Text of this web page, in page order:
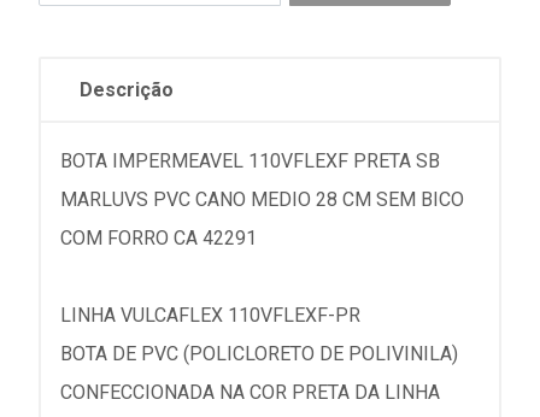
Descrição
BOTA IMPERMEAVEL 110VFLEXF PRETA SB
MARLUVS PVC CANO MEDIO 28 CM SEM BICO
COM FORRO CA 42291
LINHA VULCAFLEX 110VFLEXF-PR
BOTA DE PVC (POLICLORETO DE POLIVINILA)
CONFECCIONADA NA COR PRETA DA LINHA